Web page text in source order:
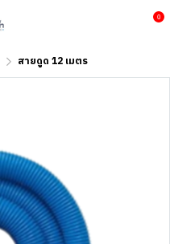
0
สายดูด 12 เมตร